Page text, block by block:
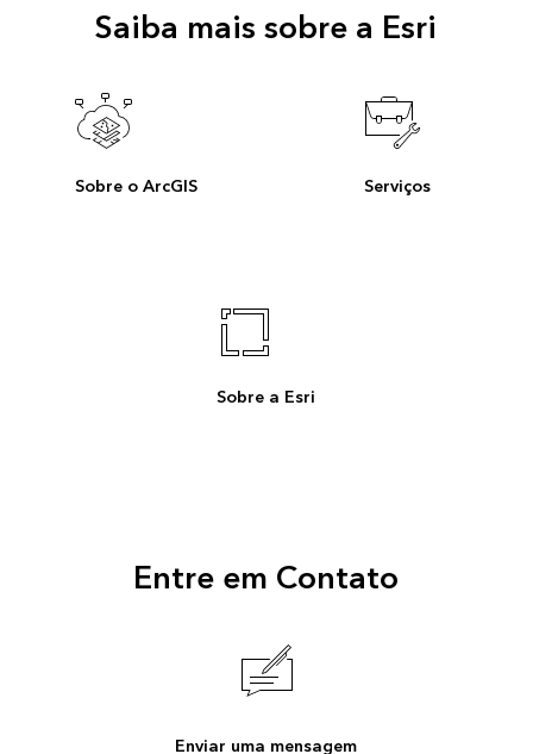
Saiba mais sobre a Esri
Sobre o ArcGIS Serviços
Sobre a Esri
Entre em Contato
Enviar uma mensagem